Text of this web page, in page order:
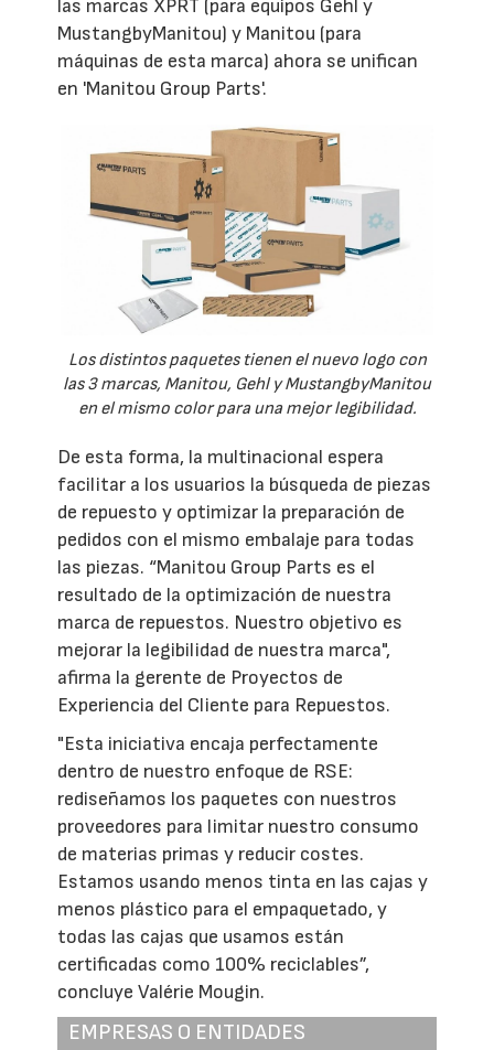
las marcas XPRT (para equipos Gehl y
MustangbyManitou) y Manitou (para
máquinas de esta marca) ahora se unifican
en 'Manitou Group Parts'.
Los distintos paquetes tienen el nuevo logo con
las 3 marcas, Manitou, Gehl y MustangbyManitou
en el mismo color para una mejor legibilidad.
De esta forma, la multinacional espera
facilitar a los usuarios la búsqueda de piezas
de repuesto y optimizar la preparación de
pedidos con el mismo embalaje para todas
las piezas. “Manitou Group Parts es el
resultado de la optimización de nuestra
marca de repuestos. Nuestro objetivo es
mejorar la legibilidad de nuestra marca",
afirma la gerente de Proyectos de
Experiencia del Cliente para Repuestos.
"Esta iniciativa encaja perfectamente
dentro de nuestro enfoque de RSE:
rediseñamos los paquetes con nuestros
proveedores para limitar nuestro consumo
de materias primas y reducir costes.
Estamos usando menos tinta en las cajas y
menos plástico para el empaquetado, y
todas las cajas que usamos están
certificadas como 100% reciclables”,
concluye Valérie Mougin.
EMPRESAS O ENTIDADES